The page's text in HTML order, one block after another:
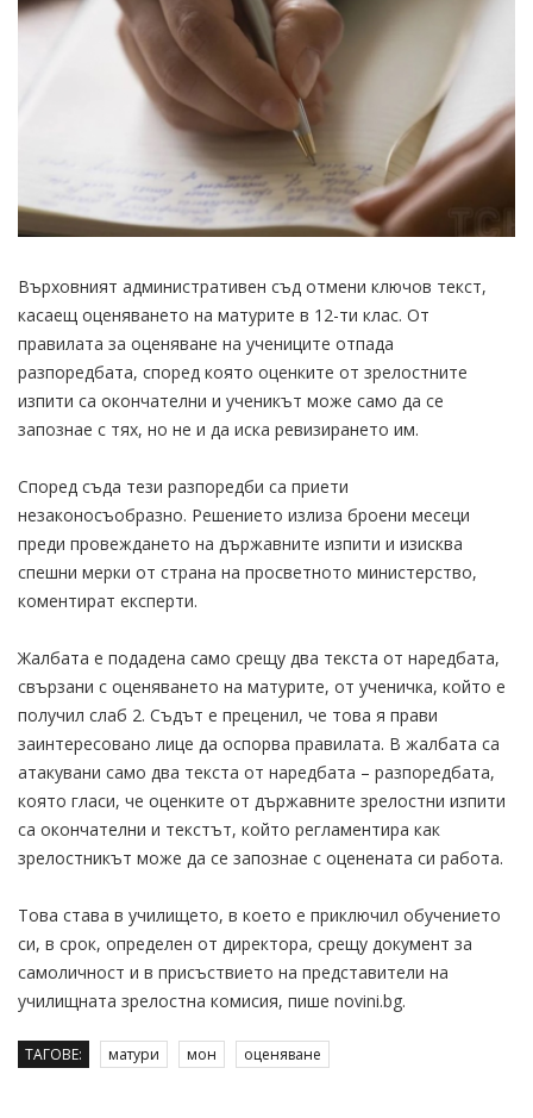
Върховният административен съд отмени ключов текст,
касаещ оценяването на матурите в 12-ти клас. От
правилата за оценяване на учениците отпада
разпоредбата, според която оценките от зрелостните
изпити са окончателни и ученикът може само да се
запознае с тях, но не и да иска ревизирането им.
Според съда тези разпоредби са приети
незаконосъобразно. Решението излиза броени месеци
преди провеждането на държавните изпити и изисква
спешни мерки от страна на просветното министерство,
коментират експерти.
Жалбата е подадена само срещу два текста от наредбата,
свързани с оценяването на матурите, от ученичка, който е
получил слаб 2. Съдът е преценил, че това я прави
заинтересовано лице да оспорва правилата. В жалбата са
атакувани само два текста от наредбата – разпоредбата,
която гласи, че оценките от държавните зрелостни изпити
са окончателни и текстът, който регламентира как
зрелостникът може да се запознае с оценената си работа.
Това става в училището, в което е приключил обучението
си, в срок, определен от директора, срещу документ за
самоличност и в присъствието на представители на
училищната зрелостна комисия, пише novini.bg.
ТАГОВЕ: матури мон оценяване